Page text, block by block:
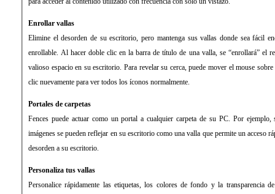
Enrollar vallas
Elimine el desorden de su escritorio, pero mantenga sus vallas donde sea fácil
enrollable. Al hacer doble clic en la barra de título de una valla, se “enrollará” el
valioso espacio en su escritorio. Para revelar su cerca, puede mover el mouse
clic nuevamente para ver todos los íconos normalmente.
Portales de carpetas
Fences puede actuar como un portal a cualquier carpeta de su PC. Por ejemplo,
imágenes se pueden reflejar en su escritorio como una valla que permite un acceso
desorden a su escritorio.
Personaliza tus vallas
Personalice rápidamente las etiquetas, los colores de fondo y la transparencia